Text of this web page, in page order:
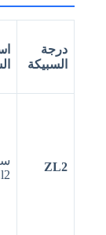
e
c
إرسال
درجة
السبيكة
ZL2